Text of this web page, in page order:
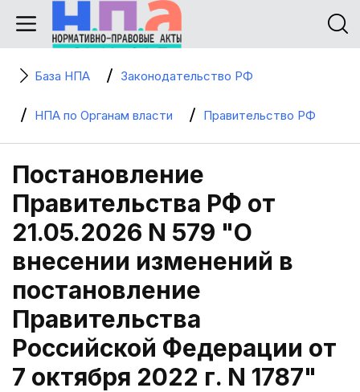
База НПА Законодательство РФ
НПА по Органам власти Правительство РФ
Постановление
Правительства РФ от
21.05.2026 N 579 "О
внесении изменений в
постановление
Правительства
Российской Федерации от
7 октября 2022 г. N 1787"